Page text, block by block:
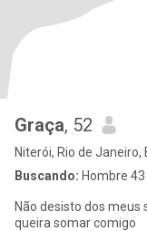
Graça, 52
Niterói, Rio de Janeiro,
Buscando: Hombre
Não desisto dos meus
queira somar comigo